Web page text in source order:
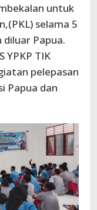
untuk
selama 5
diluar Papua.
YPKP TIK
pelepasan
Papua dan